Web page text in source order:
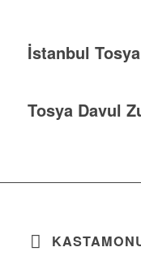
İstanbul
Tosya Davul